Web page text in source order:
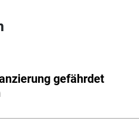
gefährdet